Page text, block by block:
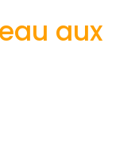
aux